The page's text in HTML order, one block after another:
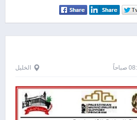
الخليل